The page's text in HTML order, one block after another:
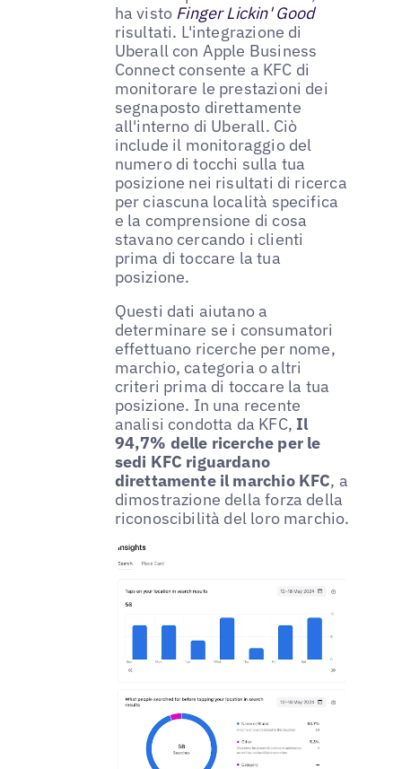
ha visto Finger Lickin' Good
risultati. L'integrazione di
Uberall con Apple Business
Connect consente a KFC di
monitorare le prestazioni dei
segnaposto direttamente
all'interno di Uberall. Ciò
include il monitoraggio del
numero di tocchi sulla tua
posizione nei risultati di ricerca
per ciascuna località specifica
e la comprensione di cosa
stavano cercando i clienti
prima di toccare la tua
posizione.
Questi dati aiutano a
determinare se i consumatori
effettuano ricerche per nome,
marchio, categoria o altri
criteri prima di toccare la tua
posizione. In una recente
analisi condotta da KFC, Il
94,7% delle ricerche per le
sedi KFC riguardano
direttamente il marchio KFC, a
dimostrazione della forza della
riconoscibilità del loro marchio.